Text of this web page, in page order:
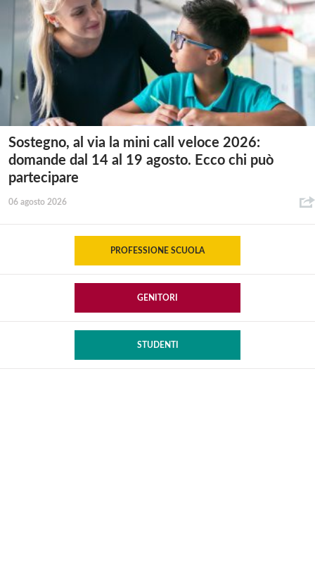
Sostegno, al via la mini call veloce 2026:
domande dal 14 al 19 agosto. Ecco chi può
partecipare
06 agosto 2026
PROFESSIONE SCUOLA
GENITORI
STUDENTI